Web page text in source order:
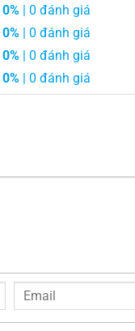
0% | 0 đánh giá
0% | 0 đánh giá
0% | 0 đánh giá
0% | 0 đánh giá